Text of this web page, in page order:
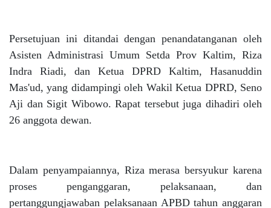
Persetujuan ini ditandai dengan penandatanganan oleh
Asisten Administrasi Umum Setda Prov Kaltim, Riza
Indra Riadi, dan Ketua DPRD Kaltim, Hasanuddin
Mas'ud, yang didampingi oleh Wakil Ketua DPRD, Seno
Aji dan Sigit Wibowo. Rapat tersebut juga dihadiri oleh
26 anggota dewan.
Dalam penyampaiannya, Riza merasa bersyukur karena
proses penganggaran, pelaksanaan, dan
pertanggungjawaban pelaksanaan APBD tahun anggaran